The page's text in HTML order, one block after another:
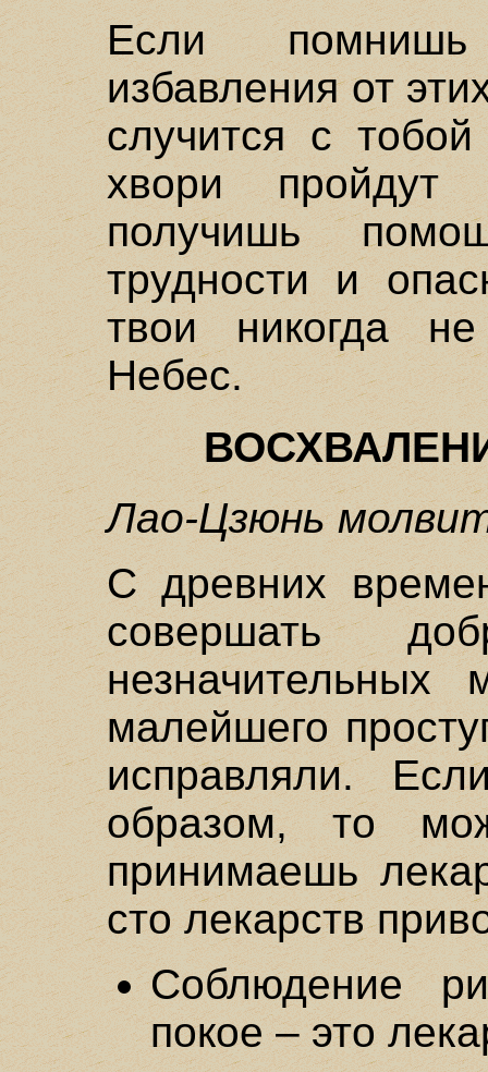
Если
избавления от
случится с
хвори пройдут
получишь
трудности и
твои никогда
Небес.
Лао-Цзюнь
С древних
совершать
малейшего
исправляли.
образом, то
принимаешь
сто лекарств
Соблюдение
покое – это